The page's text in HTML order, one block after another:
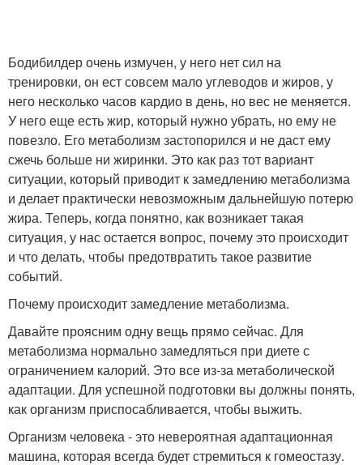
Бодибилдер очень измучен, у него нет сил на
тренировки, он ест совсем мало углеводов и жиров, у
него несколько часов кардио в день, но вес не меняется.
У него еще есть жир, который нужно убрать, но ему не
повезло. Его метаболизм застопорился и не даст ему
сжечь больше ни жиринки. Это как раз тот вариант
ситуации, который приводит к замедлению метаболизма
и делает практически невозможным дальнейшую потерю
жира. Теперь, когда понятно, как возникает такая
ситуация, у нас остается вопрос, почему это происходит
и что делать, чтобы предотвратить такое развитие
событий.
Почему происходит замедление метаболизма.
Давайте проясним одну вещь прямо сейчас. Для
метаболизма нормально замедляться при диете с
ограничением калорий. Это все из-за метаболической
адаптации. Для успешной подготовки вы должны понять,
как организм приспосабливается, чтобы выжить.
Организм человека - это невероятная адаптационная
машина, которая всегда будет стремиться к гомеостазу.